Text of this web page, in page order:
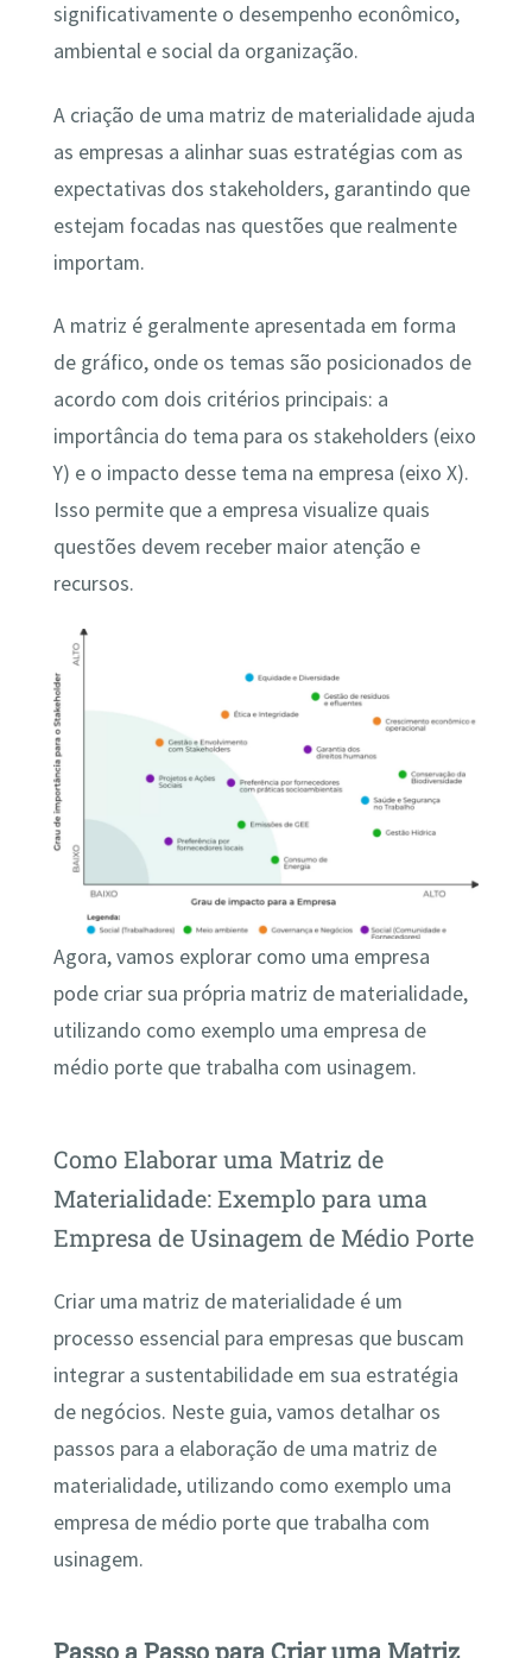
significativamente o desempenho econômico,
ambiental e social da organização.
A criação de uma matriz de materialidade ajuda
as empresas a alinhar suas estratégias com as
expectativas dos stakeholders, garantindo que
estejam focadas nas questões que realmente
importam.
A matriz é geralmente apresentada em forma
de gráfico, onde os temas são posicionados de
acordo com dois critérios principais: a
importância do tema para os stakeholders (eixo
Y) e o impacto desse tema na empresa (eixo X).
Isso permite que a empresa visualize quais
questões devem receber maior atenção e
recursos.
Agora, vamos explorar como uma empresa
pode criar sua própria matriz de materialidade,
utilizando como exemplo uma empresa de
médio porte que trabalha com usinagem.
Como Elaborar uma Matriz de
Materialidade: Exemplo para uma
Empresa de Usinagem de Médio Porte
Criar uma matriz de materialidade é um
processo essencial para empresas que buscam
integrar a sustentabilidade em sua estratégia
de negócios. Neste guia, vamos detalhar os
passos para a elaboração de uma matriz de
materialidade, utilizando como exemplo uma
empresa de médio porte que trabalha com
usinagem.
Passo a Passo para Criar uma Matriz